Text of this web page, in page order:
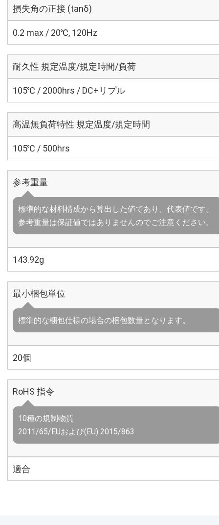
損失角の正接 (tanδ)
0.2 max / 20℃, 120Hz
耐久性 規定温度/規定時間/負荷
105℃ / 2000hrs / DC+リプル
高温無負荷特性 規定温度/規定時間
105℃ / 500hrs
参考重量
標準的な材料構成から算出した値であり、代表値です。
参考重量は保証値ではありませんのでご注意ください。
143.92g
最小梱包単位
標準的な梱包仕様の場合の梱包数量となります。
20個
RoHS 指令
10種の規制物質
2011/65/EUおよび(EU) 2015/863
適合